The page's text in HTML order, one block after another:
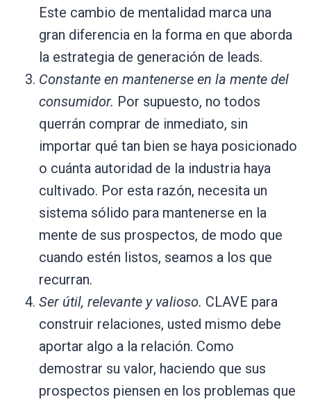
Este cambio de mentalidad marca una
gran diferencia en la forma en que aborda
la estrategia de generación de leads.
Constante en mantenerse en la mente del
consumidor. Por supuesto, no todos
querrán comprar de inmediato, sin
importar qué tan bien se haya posicionado
o cuánta autoridad de la industria haya
cultivado. Por esta razón, necesita un
sistema sólido para mantenerse en la
mente de sus prospectos, de modo que
cuando estén listos, seamos a los que
recurran.
Ser útil, relevante y valioso. CLAVE para
construir relaciones, usted mismo debe
aportar algo a la relación. Como
demostrar su valor, haciendo que sus
prospectos piensen en los problemas que